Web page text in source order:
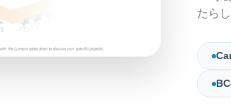
たらし